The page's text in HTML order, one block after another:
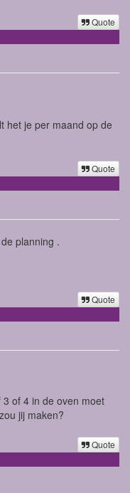
Quote
het je per maand op de
Quote
planning .
Quote
of 4 in de oven moet
jij maken?
Quote